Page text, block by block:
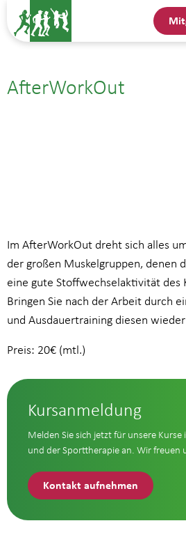
AfterWorkOut
Im AfterWorkOut dreht sich alles
der großen Muskelgruppen, denen
eine gute Stoffwechselaktivität des
Bringen Sie nach der Arbeit durch
und Ausdauertraining diesen
Preis: 20€ (mtl.)
Kursanmeldung
Melden Sie sich jetzt für unsere
und der Sporttherapie an. Wir freuen
Kontakt aufnehmen